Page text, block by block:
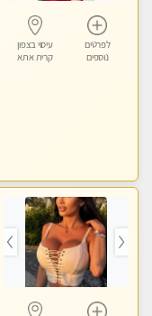
לפרטים
נוספים
עיסוי בצפון
קרית אתא